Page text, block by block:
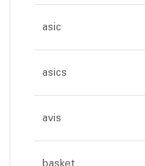
asic
asics
avis